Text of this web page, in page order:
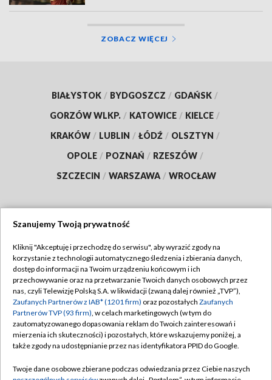
ZOBACZ WIĘCEJ
BIAŁYSTOK / BYDGOSZCZ / GDAŃSK /
GORZÓW WLKP. / KATOWICE / KIELCE /
KRAKÓW / LUBLIN / ŁÓDŹ / OLSZTYN /
OPOLE / POZNAŃ / RZESZÓW /
SZCZECIN / WARSZAWA / WROCŁAW
TVP
Abonament TVP
Emisja w TVP
Centrum informacji TVP
Naziemna Telewizja Cyfrowa
Regulamin TVP
Polityka prywatności
Moje zgody
Pomoc
Szanujemy Twoją prywatność
Kliknij "Akceptuję i przechodzę do serwisu", aby wyrazić zgody na
korzystanie z technologii automatycznego śledzenia i zbierania danych,
dostęp do informacji na Twoim urządzeniu końcowym i ich
przechowywanie oraz na przetwarzanie Twoich danych osobowych przez
nas, czyli Telewizję Polską S.A. w likwidacji (zwaną dalej również „TVP”),
Zaufanych Partnerów z IAB* (1201 firm) oraz pozostałych Zaufanych
Partnerów TVP (93 firm), w celach marketingowych (w tym do
zautomatyzowanego dopasowania reklam do Twoich zainteresowań i
mierzenia ich skuteczności) i pozostałych, które wskazujemy poniżej, a
także zgody na udostępnianie przez nas identyfikatora PPID do Google.
Twoje dane osobowe zbierane podczas odwiedzania przez Ciebie naszych